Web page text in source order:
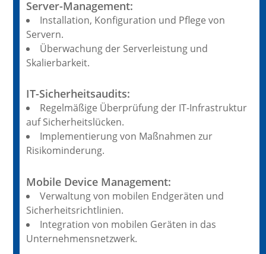
Server-Management:
Installation, Konfiguration und Pflege von
Servern.
Überwachung der Serverleistung und
Skalierbarkeit.
IT-Sicherheitsaudits:
Regelmäßige Überprüfung der IT-Infrastruktur
auf Sicherheitslücken.
Implementierung von Maßnahmen zur
Risikominderung.
Mobile Device Management:
Verwaltung von mobilen Endgeräten und
Sicherheitsrichtlinien.
Integration von mobilen Geräten in das
Unternehmensnetzwerk.